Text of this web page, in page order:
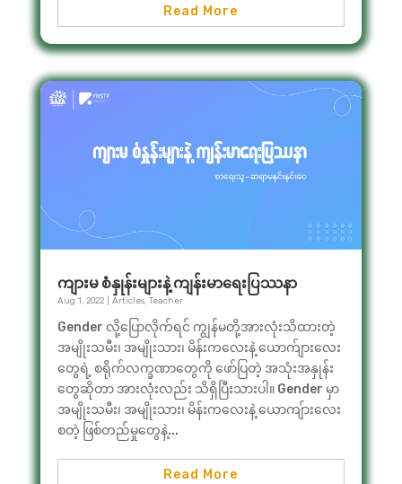
Read More
ကျားမ စံနှုန်းများနဲ့ ကျန်းမာရေးပြဿနာ
Aug 1, 2022| Articles, Teacher
Gender လို့ပြောလိုက်ရင် ကျွန်မတို့အားလုံးသိထားတဲ့
အမျိုးသမီး၊ အမျိုးသား၊ မိန်းကလေးနဲ့ ယောက်ျားလေး
တွေရဲ့ စရိုက်လက္ခဏာတွေကို ဖော်ပြတဲ့ အသုံးအနှုန်း
တွေဆိုတာ အားလုံးလည်း သိရှိပြီးသားပါ။ Gender မှာ
အမျိုးသမီး၊ အမျိုးသား၊ မိန်းကလေးနဲ့ ယောကျ်ားလေး
စတဲ့ ဖြစ်တည်မှုတွေနဲ့...
Read More